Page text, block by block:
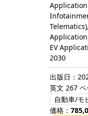
EV
2030
出版日：
英文 267 ペ
自動車/モ
価格：